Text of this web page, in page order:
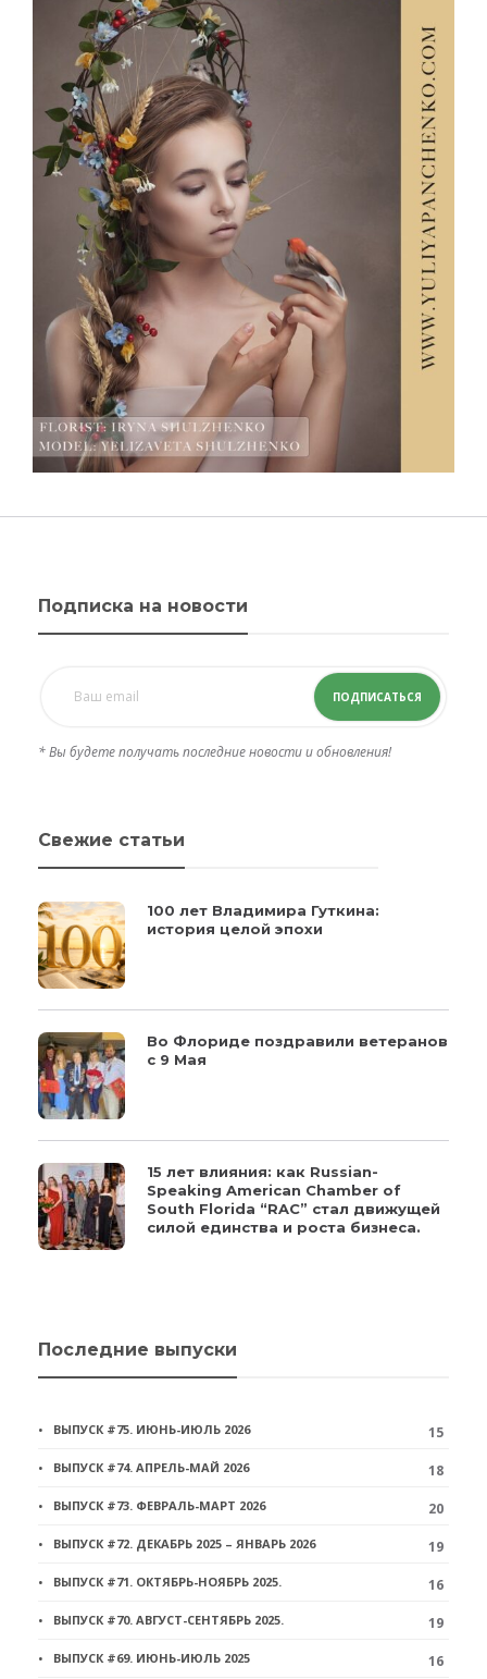
Подписка на новости
ПОДПИСАТЬСЯ
* Вы будете получать последние новости и обновления!
Свежие статьи
100 лет Владимира Гуткина:
история целой эпохи
Во Флориде поздравили ветеранов
с 9 Мая
15 лет влияния: как Russian-
Speaking American Chamber of
South Florida “RAC” стал движущей
силой единства и роста бизнеса.
Последние выпуски
ВЫПУСК #75. ИЮНЬ-ИЮЛЬ 2026 15
ВЫПУСК #74. АПРЕЛЬ-МАЙ 2026 18
ВЫПУСК #73. ФЕВРАЛЬ-МАРТ 2026 20
ВЫПУСК #72. ДЕКАБРЬ 2025 – ЯНВАРЬ 2026 19
ВЫПУСК #71. ОКТЯБРЬ-НОЯБРЬ 2025. 16
ВЫПУСК #70. АВГУСТ-СЕНТЯБРЬ 2025. 19
ВЫПУСК #69. ИЮНЬ-ИЮЛЬ 2025 16